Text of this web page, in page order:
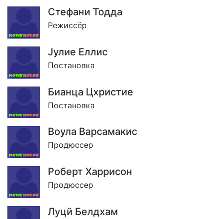
Стефани Тодда
Режиссёр
Jулие Еллис
Постановка
Бианца Цхристие
Постановка
Воула Варсамакис
Продюссер
Роберт Харрисон
Продюссер
Луцй Белдхам